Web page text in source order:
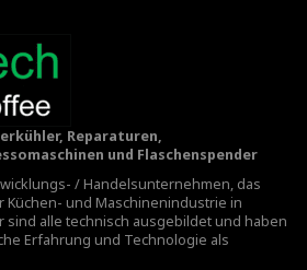
Reparaturen,
und Flaschenspender
/ Handelsunternehmen, das
Küchen- und Maschinenindustrie in
sind alle technisch ausgebildet und haben
Erfahrung und Technologie als